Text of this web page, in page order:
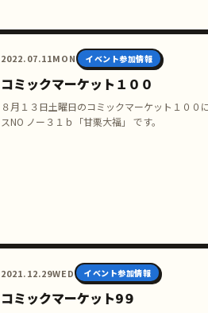
2022.07.11MON イベント参加情報
コミックマーケット１００
８月１３日土曜日のコミックマーケット１００
スNO ノー３１ｂ「甘栗大福」 です。
2021.12.29WED イベント参加情報
コミックマーケット9９